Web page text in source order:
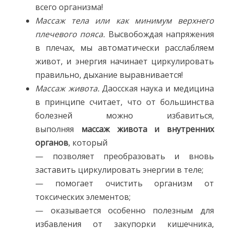
всего организма!
Массаж тела или как минимум верхнего
плечевого пояса. Высвобождая напряжения
в плечах, мы автоматически расслабляем
живот, и энергия начинает циркулировать
правильно, дыхание выравнивается!
Массаж живота.Даосская наука и медицина
в принципе считает, что от большинства
болезней можно избавиться,
выполняя массаж живота и внутренних
органов, который
— позволяет преобразовать и вновь
заставить циркулировать энергии в теле;
— помогает очистить организм от
токсических элементов;
— оказывается особенно полезным для
избавления от закупорки кишечника,